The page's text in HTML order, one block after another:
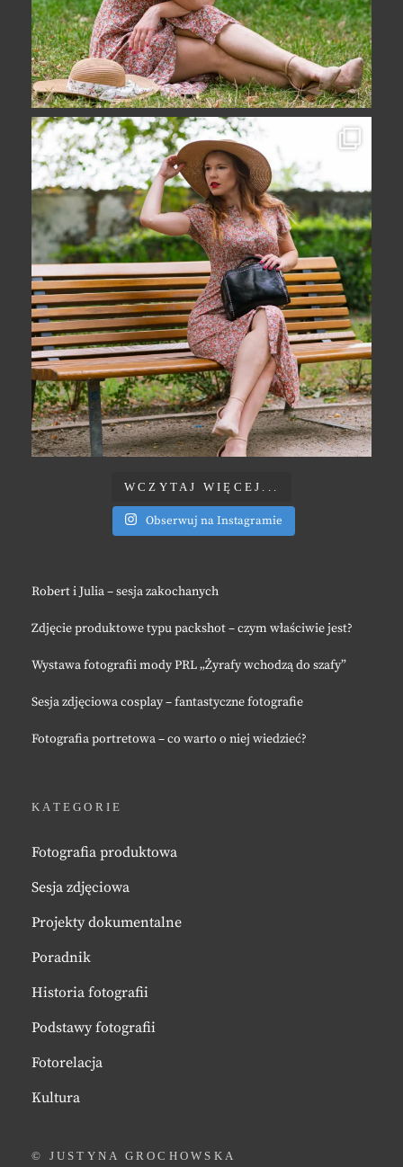
WCZYTAJ WIĘCEJ...
Obserwuj na Instagramie
Robert i Julia – sesja zakochanych
Zdjęcie produktowe typu packshot – czym właściwie jest?
Wystawa fotografii mody PRL „Żyrafy wchodzą do szafy”
Sesja zdjęciowa cosplay – fantastyczne fotografie
Fotografia portretowa – co warto o niej wiedzieć?
KATEGORIE
Fotografia produktowa
Sesja zdjęciowa
Projekty dokumentalne
Poradnik
Historia fotografii
Podstawy fotografii
Fotorelacja
Kultura
© JUSTYNA GROCHOWSKA